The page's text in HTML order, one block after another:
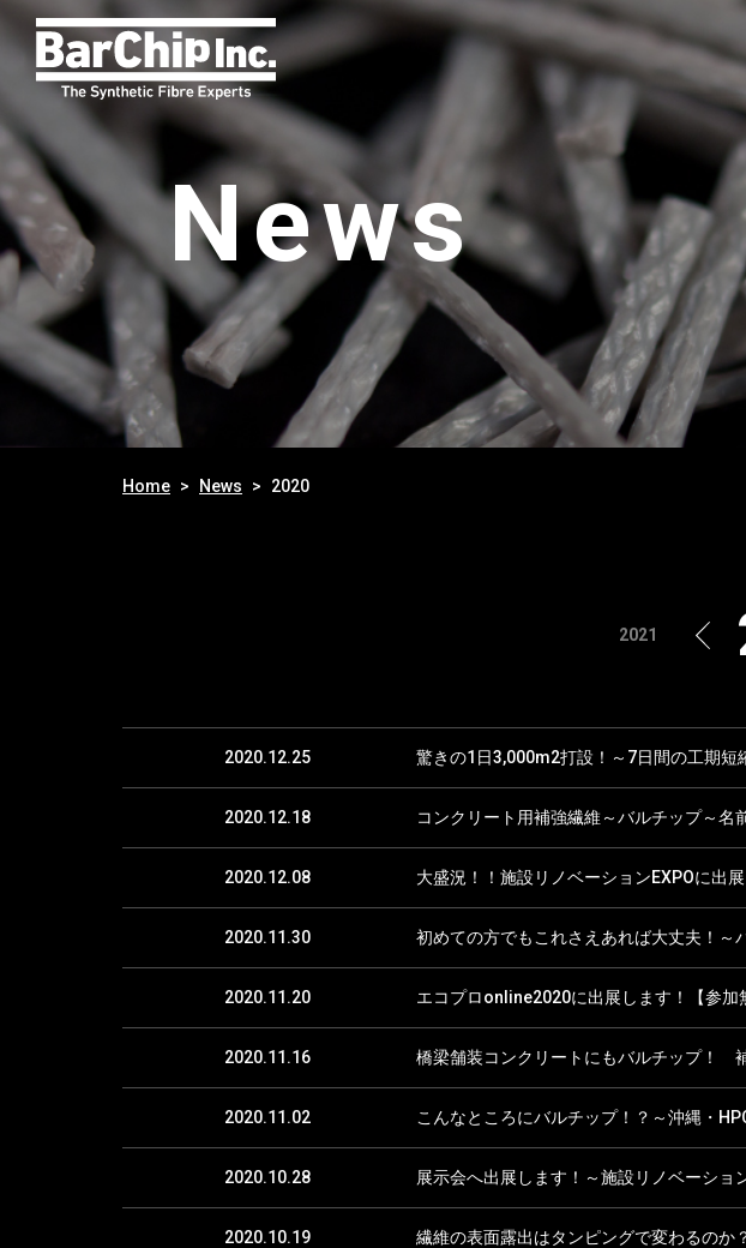
News
Home News 2020
2021
2020.12.25 驚きの1日3,000m2打設！～7日間の工期短
2020.12.18 コンクリート用補強繊維～バルチップ～名
2020.12.08 大盛況！！施設リノベーションEXPOに出
2020.11.30 初めての方でもこれさえあれば大丈夫！～
2020.11.20 エコプロonline2020に出展します！【参加
2020.11.16 橋梁舗装コンクリートにもバルチップ！
2020.11.02 こんなところにバルチップ！？～沖縄・
2020.10.28 展示会へ出展します！～施設リノベーショ
2020.10.19 繊維の表面露出はタンピングで変わるのか